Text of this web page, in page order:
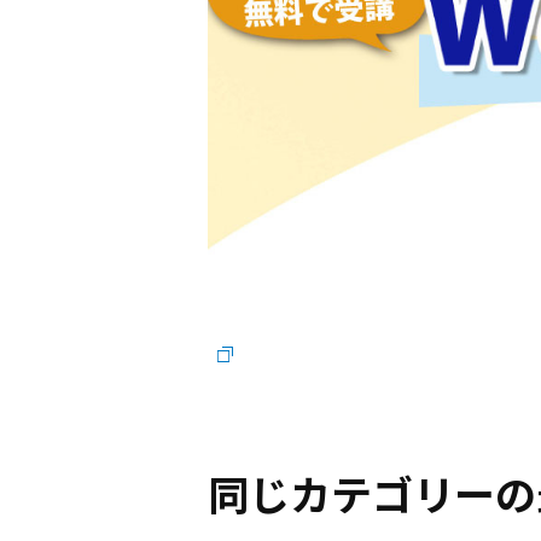
同じカテゴリー